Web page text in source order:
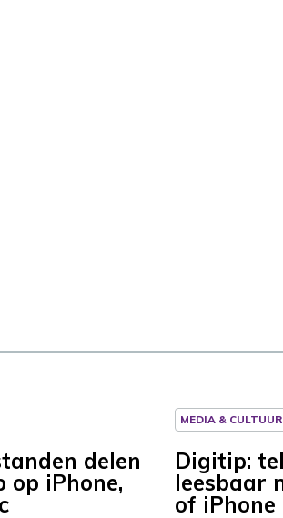
delen
op iPhone,
MEDIA & CULTUUR
Digitip:
leesbaar
of iPhone